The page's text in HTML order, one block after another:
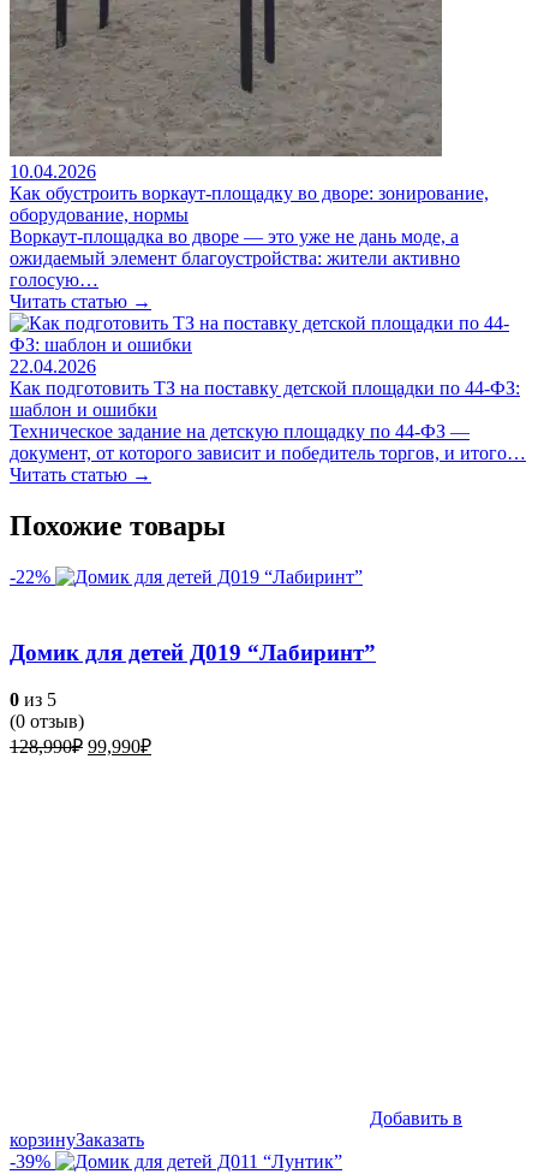
10.04.2026
Как обустроить воркаут-площадку во дворе: зонирование,
оборудование, нормы
Воркаут-площадка во дворе — это уже не дань моде, а
ожидаемый элемент благоустройства: жители активно
голосую…
Читать статью →
22.04.2026
Как подготовить ТЗ на поставку детской площадки по 44-ФЗ:
шаблон и ошибки
Техническое задание на детскую площадку по 44-ФЗ —
документ, от которого зависит и победитель торгов, и итого…
Читать статью →
Похожие товары
-22%
Домик для детей Д019 “Лабиринт”
0 из 5
(0 отзыв)
128,990₽ Первоначальная
99,990₽Текущая
Добавить в
корзинуЗаказать
-39%